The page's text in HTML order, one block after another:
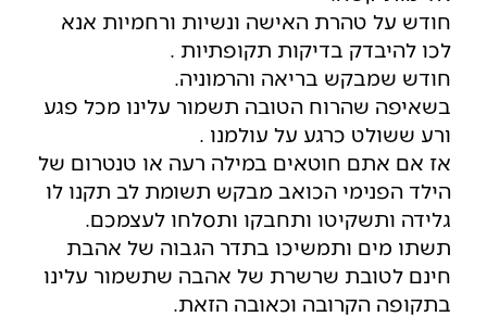
חודש על טהרת האישה ונשיות ורחמיות אנא
לכו להיבדק בדיקות תקופתיות .
חודש שמבקש בריאה והרמוניה.
בשאיפה שהרוח הטובה תשמור עלינו מכל פגע
ורע ששולט כרגע על עולמנו .
אז אם אתם חוטאים במילה רעה או טנטרום של
הילד הפנימי הכואב מבקש תשומת לב תקנו לו
גלידה ותשקיטו ותחבקו ותסלחו לעצמכם.
תשתו מים ותמשיכו בתדר הגבוה של אהבת
חינם לטובת שרשרת של אהבה שתשמור עלינו
בתקופה הקרובה וכאובה הזאת.